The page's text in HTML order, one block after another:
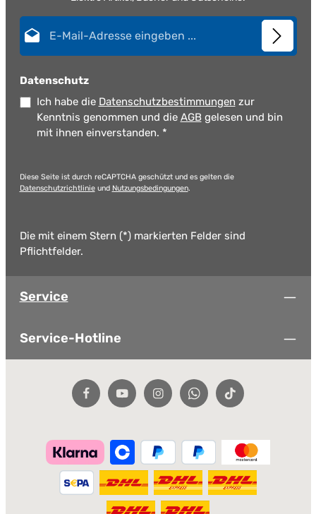
Datenschutz
Ich habe die Datenschutzbestimmungen zur
Kenntnis genommen und die AGB gelesen und bin
mit ihnen einverstanden. *
Diese Seite ist durch reCAPTCHA geschützt und es gelten die
Datenschutzrichtlinieund Nutzungsbedingungen.
Die mit einem Stern (*) markierten Felder sind
Pflichtfelder.
Service
Service-Hotline